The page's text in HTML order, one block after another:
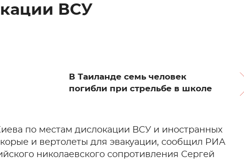
ВСУ
В Таиланде семь человек
погибли при стрельбе в школе
по местам дислокации ВСУ и иностранных
и вертолеты для эвакуации, сообщил РИА
николаевского сопротивления Сергей